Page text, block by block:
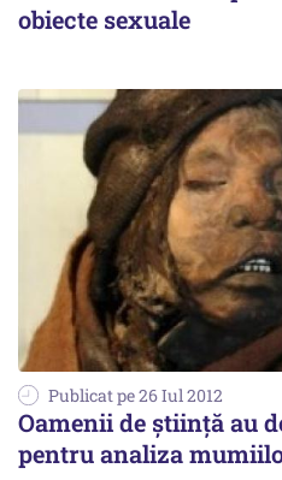
obiecte sexuale
Publicat pe 26 Iul 2012
Oamenii de ştiinţă au
pentru analiza